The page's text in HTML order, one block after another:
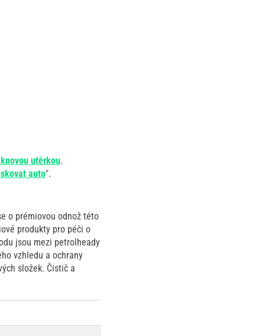
utěrkou.
auto".
o prémiovou odnož této
produkty pro péči o
jsou mezi petrolheady
vzhledu a ochrany
složek. Čistič a